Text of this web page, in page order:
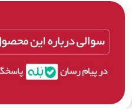
کیفیت خوب و درجه یک این
ترمز دیگه ایی نیست.